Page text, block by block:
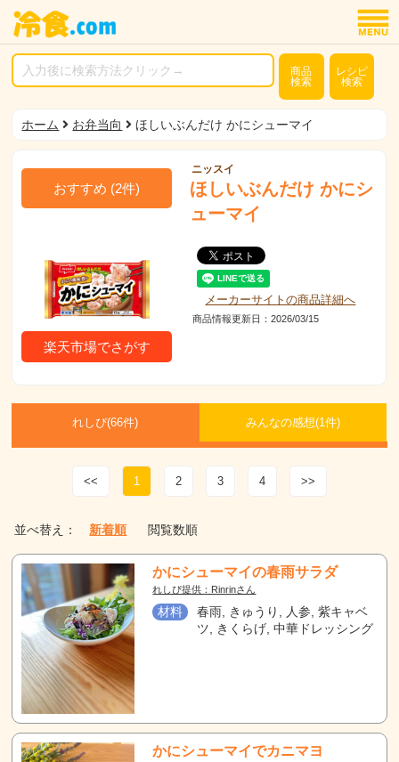
商品
検索
レシピ
検索
ホーム お弁当向 ほしいぶんだけ かにシューマイ
おすすめ (2件)
楽天市場でさがす
ニッスイ
ほしいぶんだけ かにシ
ューマイ
メーカーサイトの商品詳細へ
商品情報更新日：2026/03/15
れしぴ(66件) みんなの感想(1件)
<< 1 2 3 4 >>
並べ替え： 新着順 閲覧数順
かにシューマイの春雨サラダ
れしぴ提供：Rinrinさん
材料
春雨, きゅうり, 人参, 紫キャベ
ツ, きくらげ, 中華ドレッシング
かにシューマイでカニマヨ